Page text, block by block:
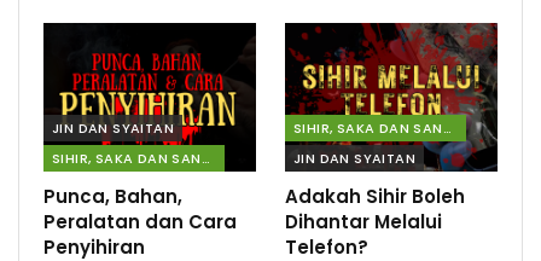
JIN DAN SYAITAN
SIHIR, SAKA DAN SANTAU
Punca, Bahan,
Peralatan dan Cara
Penyihiran
SIHIR, SAKA DAN SANTAU
JIN DAN SYAITAN
Adakah Sihir Boleh
Dihantar Melalui
Telefon?